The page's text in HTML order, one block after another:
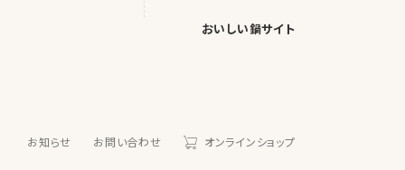
おいしい鍋サイト
お知らせ お問い合わせ オンラインショップ